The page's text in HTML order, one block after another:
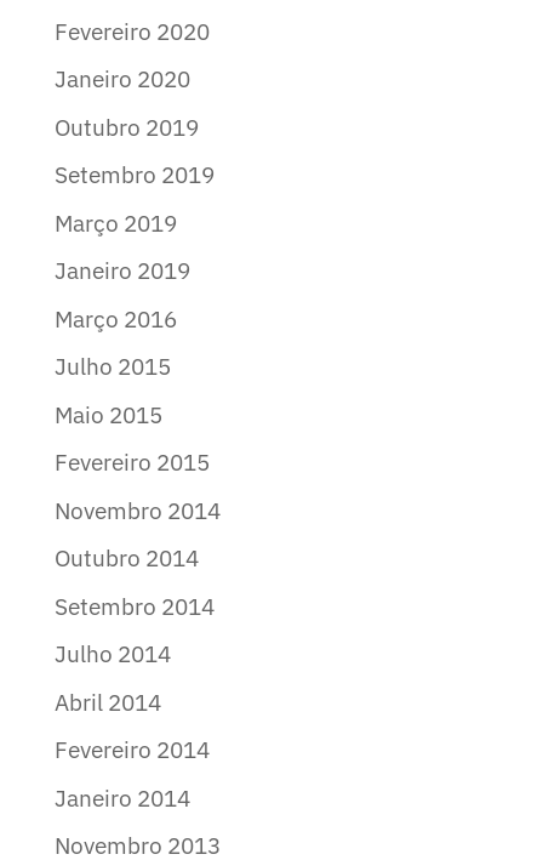
Fevereiro 2020
Janeiro 2020
Outubro 2019
Setembro 2019
Março 2019
Janeiro 2019
Março 2016
Julho 2015
Maio 2015
Fevereiro 2015
Novembro 2014
Outubro 2014
Setembro 2014
Julho 2014
Abril 2014
Fevereiro 2014
Janeiro 2014
Novembro 2013